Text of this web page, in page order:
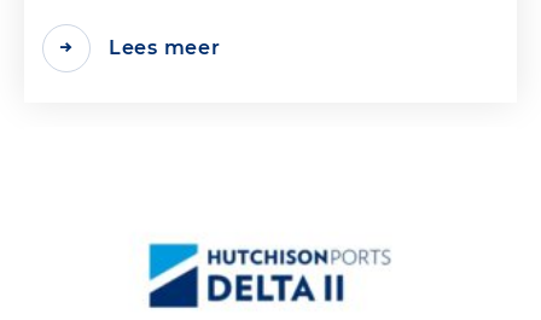
Lees meer